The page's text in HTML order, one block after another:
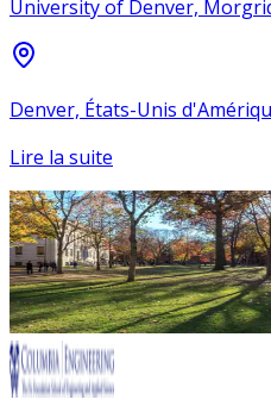
University of Denver,
Denver, États-Unis
Lire la suite